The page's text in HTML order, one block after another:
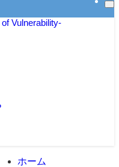
Vulnerability-
ホーム